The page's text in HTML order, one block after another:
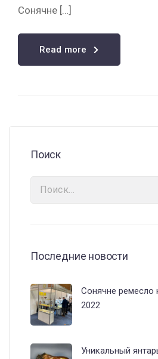
Сонячне […]
Read more
Поиск
Последние новости
Сонячне ремесло
2022
Уникальный